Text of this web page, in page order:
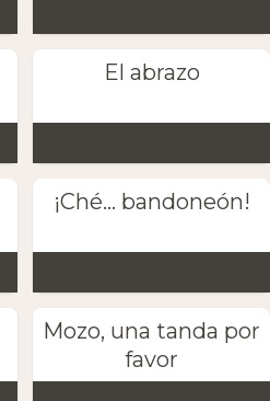
El abrazo
¡Ché... bandoneón!
Mozo, una tanda por
favor